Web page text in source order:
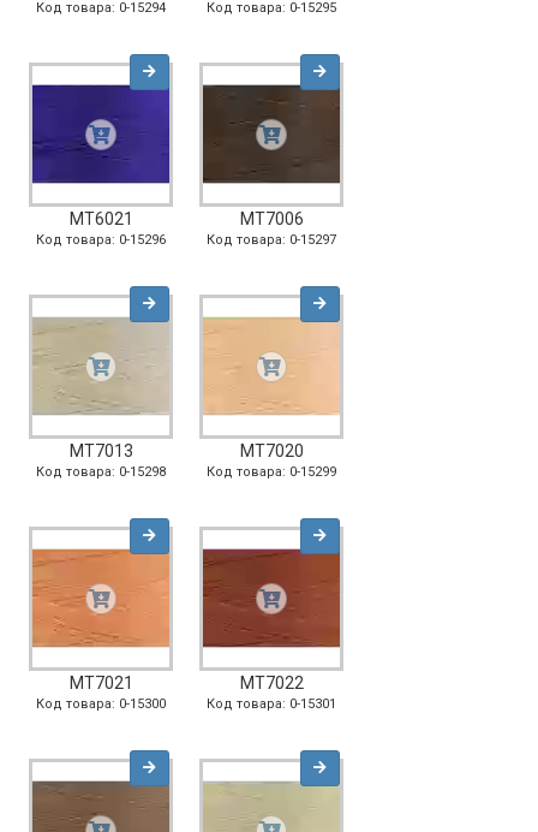
Код товара: 0-15294 Код товара: 0-15295
MT6021
Код товара: 0-15296
MT7006
Код товара: 0-15297
MT7013
Код товара: 0-15298
MT7020
Код товара: 0-15299
MT7021
Код товара: 0-15300
MT7022
Код товара: 0-15301